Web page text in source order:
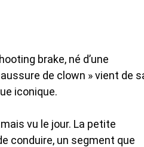
brake, né d’une
de clown » vient de
iconique.
vu le jour. La petite
conduire, un segment que